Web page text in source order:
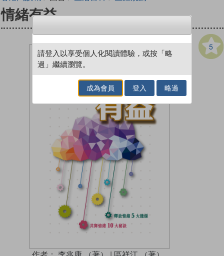
情緒有益
5
請登入以享受個人化閱讀體驗，或按「略
過」繼續瀏覽。
成為會員 登入 略過